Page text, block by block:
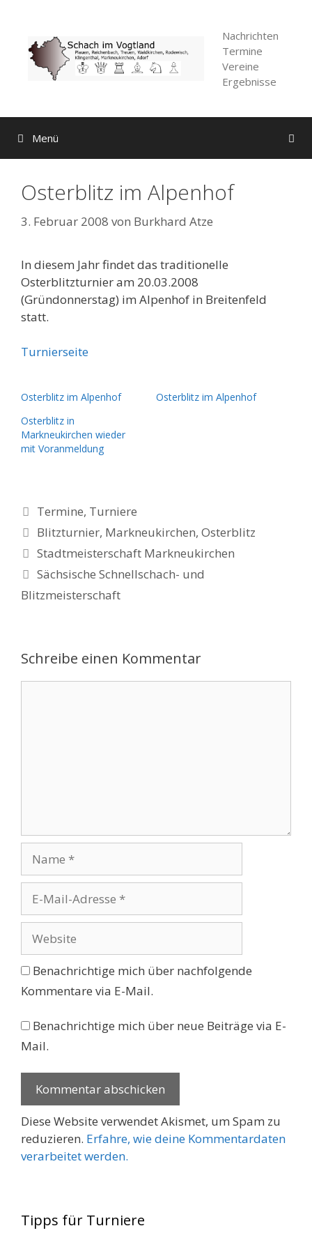
springen
Nachrichten
Termine
Vereine
Ergebnisse
Menü
Osterblitz im Alpenhof
3. Februar 2008 von Burkhard Atze
In diesem Jahr findet das traditionelle
Osterblitzturnier am 20.03.2008
(Gründonnerstag) im Alpenhof in Breitenfeld
statt.
Turnierseite
Osterblitz im Alpenhof
Osterblitz im Alpenhof
Osterblitz in
Markneukirchen wieder
mit Voranmeldung
Kategorien
Termine, Turniere
Schlagwörter
Blitzturnier, Markneukirchen,Osterblitz
Stadtmeisterschaft Markneukirchen
Sächsische Schnellschach- und
Blitzmeisterschaft
Schreibe einen Kommentar
Mail-
Adresse
Benachrichtige mich über nachfolgende
Kommentare via E-Mail.
Benachrichtige mich über neue Beiträge via E-
Mail.
Diese Website verwendet Akismet, um Spam zu
reduzieren. Erfahre, wie deine Kommentardaten
verarbeitet werden.
Tipps für Turniere